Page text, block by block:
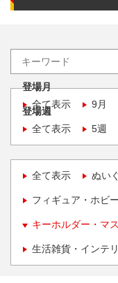
登場月
全て表示
9月
登場週
全て表示
5週
全て表示 ぬい
フィギュア・ホビー
キーホルダー・マ
生活雑貨・インテ